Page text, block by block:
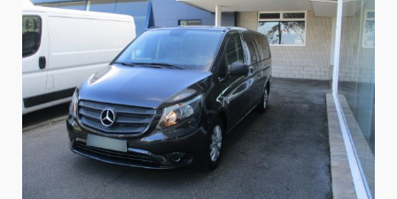
TI
VER VEHÍCULOS